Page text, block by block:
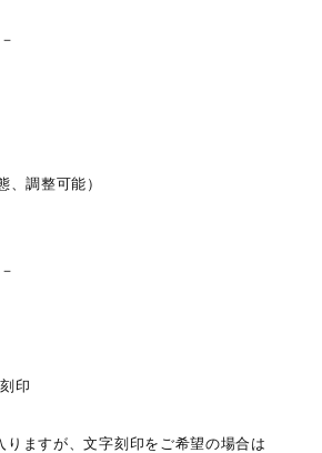
調整可能）
印
ますが、文字刻印をご希望の場合は